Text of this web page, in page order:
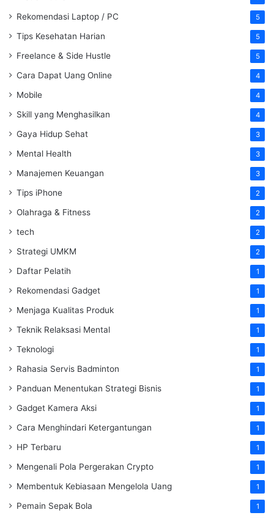
Rekomendasi Laptop / PC 5
Tips Kesehatan Harian 5
Freelance & Side Hustle 5
Cara Dapat Uang Online 4
Mobile 4
Skill yang Menghasilkan 4
Gaya Hidup Sehat 3
Mental Health 3
Manajemen Keuangan 3
Tips iPhone 2
Olahraga & Fitness 2
tech 2
Strategi UMKM 2
Daftar Pelatih 1
Rekomendasi Gadget 1
Menjaga Kualitas Produk 1
Teknik Relaksasi Mental 1
Teknologi 1
Rahasia Servis Badminton 1
Panduan Menentukan Strategi Bisnis 1
Gadget Kamera Aksi 1
Cara Menghindari Ketergantungan 1
HP Terbaru 1
Mengenali Pola Pergerakan Crypto 1
Membentuk Kebiasaan Mengelola Uang 1
Pemain Sepak Bola 1